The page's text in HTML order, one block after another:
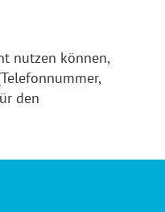
nutzen können,
den